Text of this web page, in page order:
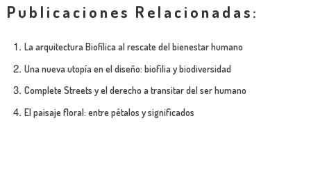
Publicaciones Relacionadas:
La arquitectura Biofílica al rescate del bienestar humano
Una nueva utopía en el diseño: biofilia y biodiversidad
Complete Streets y el derecho a transitar del ser humano
El paisaje floral: entre pétalos y significados